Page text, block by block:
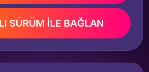
SÜRÜM İLE BAĞLAN